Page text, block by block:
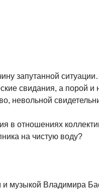
запутанной
свидания, а порой и
невольной
в отношениях
на чистую воду?
музыкой Владимира